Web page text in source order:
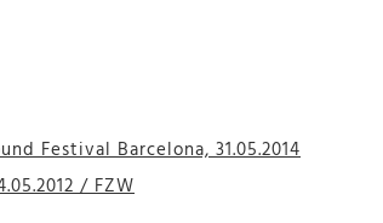
Festival Barcelona, 31.05.2014
/ FZW